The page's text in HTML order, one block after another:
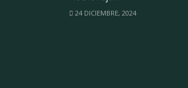
24 DICIEMBRE, 2024